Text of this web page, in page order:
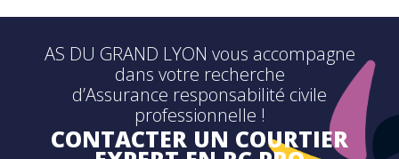
AS DU GRAND LYON vous accompagne
dans votre recherche
d’Assurance responsabilité civile
professionnelle !
CONTACTER UN COURTIER